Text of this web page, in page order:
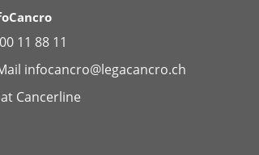
11 88 11
infocancro@legacancro.ch
Cancerline